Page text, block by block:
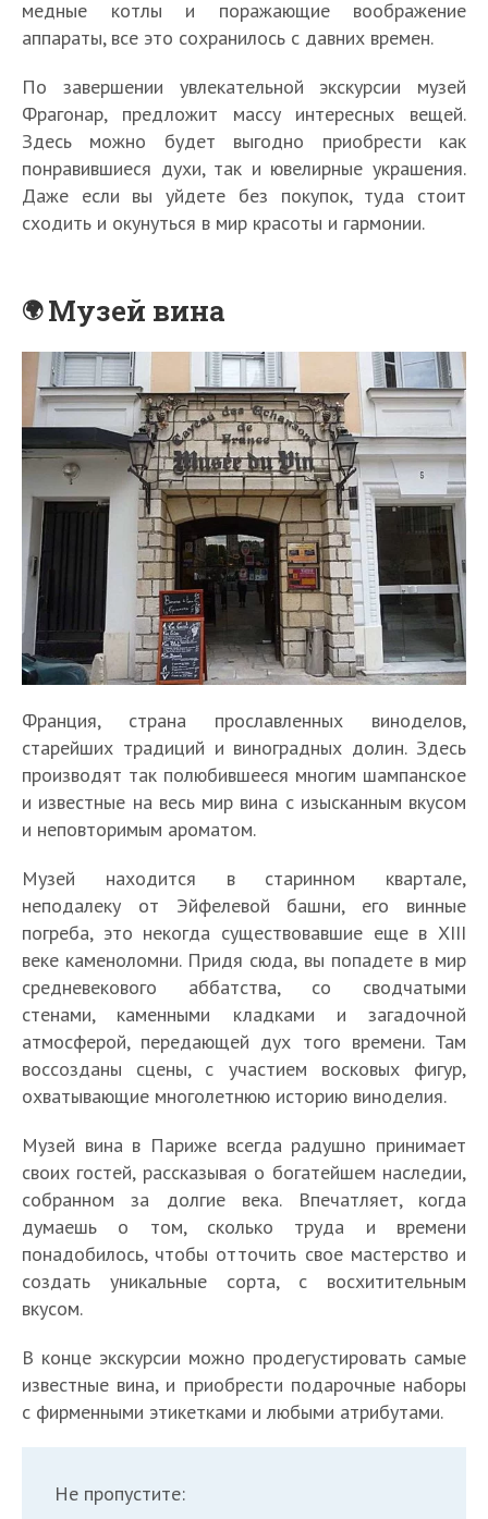
медные котлы и поражающие воображение
аппараты, все это сохранилось с давних времен.
По завершении увлекательной экскурсии музей
Фрагонар, предложит массу интересных вещей.
Здесь можно будет выгодно приобрести как
понравившиеся духи, так и ювелирные украшения.
Даже если вы уйдете без покупок, туда стоит
сходить и окунуться в мир красоты и гармонии.
Музей вина
Франция, страна прославленных виноделов,
старейших традиций и виноградных долин. Здесь
производят так полюбившееся многим шампанское
и известные на весь мир вина с изысканным вкусом
и неповторимым ароматом.
Музей находится в старинном квартале,
неподалеку от Эйфелевой башни, его винные
погреба, это некогда существовавшие еще в XIII
веке каменоломни. Придя сюда, вы попадете в мир
средневекового аббатства, со сводчатыми
стенами, каменными кладками и загадочной
атмосферой, передающей дух того времени. Там
воссозданы сцены, с участием восковых фигур,
охватывающие многолетнюю историю виноделия.
Музей вина в Париже всегда радушно принимает
своих гостей, рассказывая о богатейшем наследии,
собранном за долгие века. Впечатляет, когда
думаешь о том, сколько труда и времени
понадобилось, чтобы отточить свое мастерство и
создать уникальные сорта, с восхитительным
вкусом.
В конце экскурсии можно продегустировать самые
известные вина, и приобрести подарочные наборы
с фирменными этикетками и любыми атрибутами.
Не пропустите: